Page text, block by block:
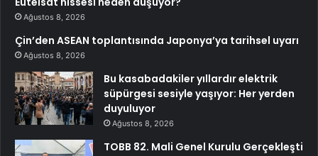
Ağustos 8, 2026
Çin’den ASEAN toplantısında Japonya’ya tarihsel uyarı
Ağustos 8, 2026
Bu kasabadakiler yıllardır elektrik
süpürgesi sesiyle yaşıyor: Her yerden
duyuluyor
Ağustos 8, 2026
TOBB 82. Mali Genel Kurulu Gerçekleşti